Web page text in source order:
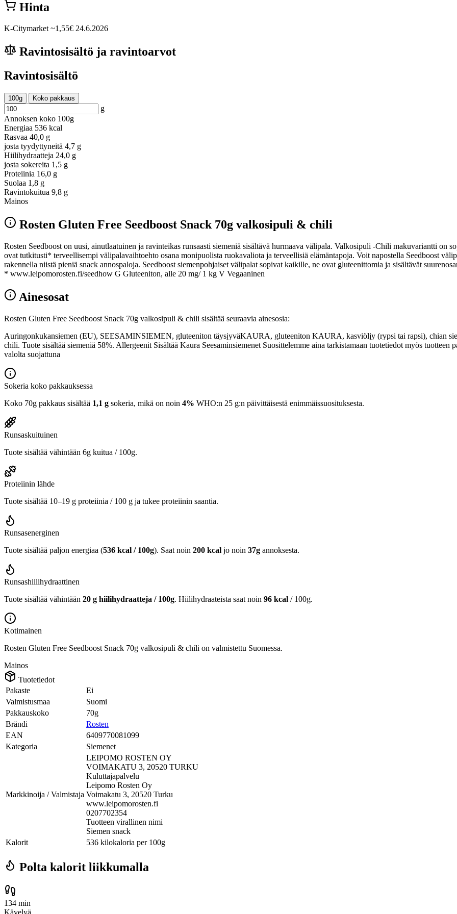
Hinta
K-Citymarket ~1,55€ 24.6.2026
Ravintosisältö ja ravintoarvot
Ravintosisältö
100g Koko pakkaus
g
Annoksen koko 100g
Energiaa 536 kcal
Rasvaa 40,0 g
josta tyydyttyneitä 4,7 g
Hiilihydraatteja 24,0 g
josta sokereita 1,5 g
Proteiinia 16,0 g
Suolaa 1,8 g
Ravintokuitua 9,8 g
Mainos
Rosten Gluten Free Seedboost Snack 70g valkosipuli & chili
Rosten Seedboost on uusi, ainutlaatuinen ja ravinteikas runsaasti siemeniä sisältävä hurmaava välipala. Valkosipuli -Chili makuvariantti on
ovat tutkitusti* terveellisempi välipalavaihtoehto osana monipuolista ruokavaliota ja terveellisiä elämäntapoja. Voit napostella Seedboost
rakennella niistä pieniä snack annospaloja. Seedboost siemenpohjaiset välipalat sopivat kaikille, ne ovat gluteenittomia ja sisältävät
* www.leipomorosten.fi/seedhow G Gluteeniton, alle 20 mg/ 1 kg V Vegaaninen
Ainesosat
Rosten Gluten Free Seedboost Snack 70g valkosipuli & chili sisältää seuraavia ainesosia:
Auringonkukansiemen (EU), SEESAMINSIEMEN, gluteeniton täysjyväKAURA, gluteeniton KAURA, kasviöljy (rypsi tai rapsi), chian
chili. Tuote sisältää siemeniä 58%. Allergeenit Sisältää Kaura Seesaminsiemenet Suosittelemme aina tarkistamaan tuotetiedot myös
valolta suojattuna
Sokeria koko pakkauksessa
Koko 70g pakkaus sisältää 1,1 g sokeria, mikä on noin 4% WHO:n 25 g:n päivittäisestä enimmäissuosituksesta.
Runsaskuituinen
Tuote sisältää vähintään 6g kuitua / 100g.
Proteiinin lähde
Tuote sisältää 10–19 g proteiinia / 100 g ja tukee proteiinin saantia.
Runsasenerginen
Tuote sisältää paljon energiaa (536 kcal / 100g). Saat noin 200 kcal jo noin 37g annoksesta.
Runsashiilihydraattinen
Tuote sisältää vähintään 20 g hiilihydraatteja / 100g. Hiilihydraateista saat noin 96 kcal / 100g.
Kotimainen
Rosten Gluten Free Seedboost Snack 70g valkosipuli & chili on valmistettu Suomessa.
Mainos
Tuotetiedot
Pakaste
Ei
Valmistusmaa
Suomi
Pakkauskoko
70g
Brändi
Rosten
EAN
6409770081099
Kategoria
Siemenet
Markkinoija / Valmistaja
LEIPOMO ROSTEN OY
VOIMAKATU 3, 20520 TURKU
Kuluttajapalvelu
Leipomo Rosten Oy
Voimakatu 3, 20520 Turku
www.leipomorosten.fi
0207702354
Tuotteen virallinen nimi
Siemen snack
Kalorit
536 kilokaloria per 100g
Polta kalorit liikkumalla
134 min
Kävelyä